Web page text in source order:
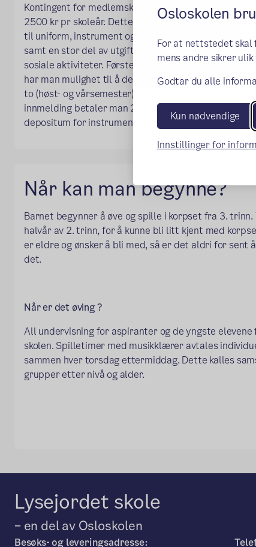
Osloskolen
For at nettstedet skal
mens andre sikrer
Godtar du alle
Kun nødvendige
Innstillinger for
Kontingent for medlemskap i korpset er
2500 kr pr skoleår. Dette dekker utgifter
til uniform, instrument og undervisning,
samt en stor del av utgifter for turer og
sosiale aktiviteter. Første året (3. trinn)
har man mulighet til å dele betalingen i
to (høst- og vårsemester). Ved
innmelding betaler man 2000 kr i
depositum for instrument og uniform.
Når kan man begynne?
Barnet begynner å øve og spille i korpset fra 3.
halvår av 2. trinn, for å kunne bli litt kjent med
er eldre og ønsker å bli med, så er det aldri for sent
det.
Når er det øving ?
All undervisning for aspiranter og de yngste elevene
skolen. Spilletimer med musikklærer avtales
sammen hver torsdag ettermiddag. Dette kalles
grupper etter nivå og alder.
Lysejordet skole
– en del av Osloskolen
Besøks- og leveringsadresse: